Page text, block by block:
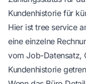
Kundenhistorie für
Hier isttree service
eine einzelne
vom Job-Datensatz,
Kundenhistorie